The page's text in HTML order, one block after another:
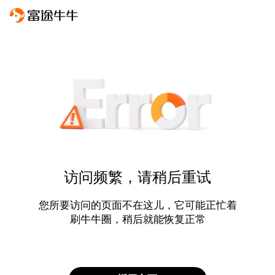
访问频繁，请稍后重试
您所要访问的页面不在这儿，它可能正忙着
刷牛牛圈，稍后就能恢复正常